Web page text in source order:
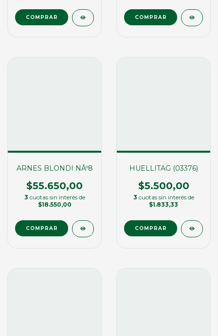
ARNES BLONDI NÂº8
$55.650,00
3 cuotas sin interés de
$18.550,00
HUELLITAG (03376)
$5.500,00
3 cuotas sin interés de
$1.833,33